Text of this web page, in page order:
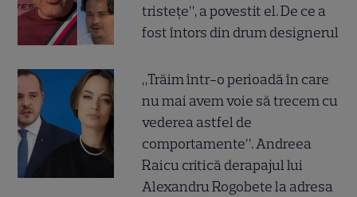
tristețe”, a povestit el. De ce a
fost întors din drum designerul
„Trăim într-o perioadă în care
nu mai avem voie să trecem cu
vederea astfel de
comportamente”. Andreea
Raicu critică derapajul lui
Alexandru Rogobete la adresa